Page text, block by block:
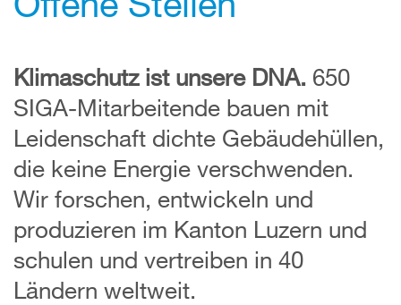
Klimaschutz ist unsere DNA. 650
SIGA-Mitarbeitende bauen mit
Leidenschaft dichte Gebäudehüllen,
die keine Energie verschwenden.
Wir forschen, entwickeln und
produzieren im Kanton Luzern und
schulen und vertreiben in 40
Ländern weltweit.